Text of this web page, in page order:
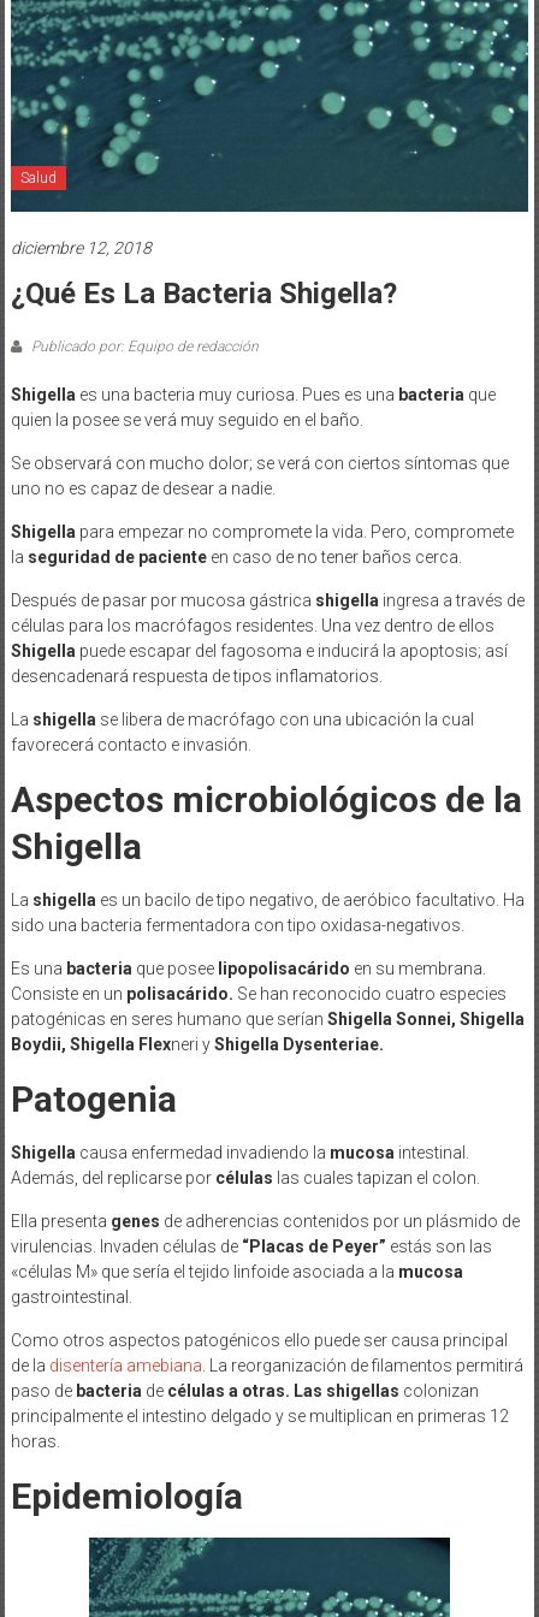
Salud
diciembre 12, 2018
¿Qué Es La Bacteria Shigella?
Publicado por: Equipo de redacción
Shigella es una bacteria muy curiosa. Pues es una bacteria que
quien la posee se verá muy seguido en el baño.
Se observará con mucho dolor; se verá con ciertos síntomas que
uno no es capaz de desear a nadie.
Shigella para empezar no compromete la vida. Pero, compromete
la seguridad de paciente en caso de no tener baños cerca.
Después de pasar por mucosa gástrica shigella ingresa a través de
células para los macrófagos residentes. Una vez dentro de ellos
Shigella puede escapar del fagosoma e inducirá la apoptosis; así
desencadenará respuesta de tipos inflamatorios.
La shigella se libera de macrófago con una ubicación la cual
favorecerá contacto e invasión.
Aspectos microbiológicos de la
Shigella
La shigella es un bacilo de tipo negativo, de aeróbico facultativo. Ha
sido una bacteria fermentadora con tipo oxidasa-negativos.
Es una bacteria que posee lipopolisacárido en su membrana.
Consiste en un polisacárido. Se han reconocido cuatro especies
patogénicas en seres humano que serían Shigella Sonnei, Shigella
Boydii, Shigella Flexneri yShigella Dysenteriae.
Patogenia
Shigella causa enfermedad invadiendo la mucosa intestinal.
Además, del replicarse por células las cuales tapizan el colon.
Ella presenta genes de adherencias contenidos por un plásmido de
virulencias. Invaden células de “Placas de Peyer” estás son las
«células M» que sería el tejido linfoide asociada a la mucosa
gastrointestinal.
Como otros aspectos patogénicos ello puede ser causa principal
de la disentería amebiana . La reorganización de filamentos permitirá
paso de bacteria de células a otras. Las shigellas colonizan
principalmente el intestino delgado y se multiplican en primeras 12
horas.
Epidemiología